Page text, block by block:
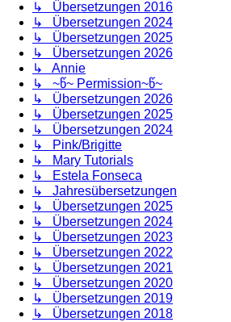
↳ Übersetzungen 2016
↳ Übersetzungen 2024
↳ Übersetzungen 2025
↳ Übersetzungen 2026
↳ Annie
↳ ~წ~ Permission~წ~
↳ Übersetzungen 2026
↳ Übersetzungen 2025
↳ Übersetzungen 2024
↳ Pink/Brigitte
↳ Mary Tutorials
↳ Estela Fonseca
↳ Jahresübersetzungen
↳ Übersetzungen 2025
↳ Übersetzungen 2024
↳ Übersetzungen 2023
↳ Übersetzungen 2022
↳ Übersetzungen 2021
↳ Übersetzungen 2020
↳ Übersetzungen 2019
↳ Übersetzungen 2018